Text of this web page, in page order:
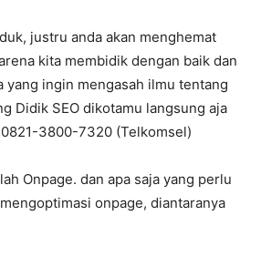
justru anda akan menghemat
kita membidik dengan baik dan
yang ingin mengasah ilmu tentang
Didik SEO dikotamu langsung aja
3800-7320 (Telkomsel)
Onpage. dan apa saja yang perlu
onpage, diantaranya